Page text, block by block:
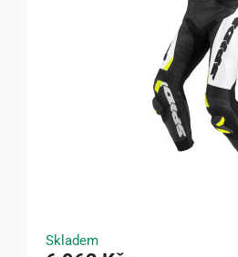
Skladem